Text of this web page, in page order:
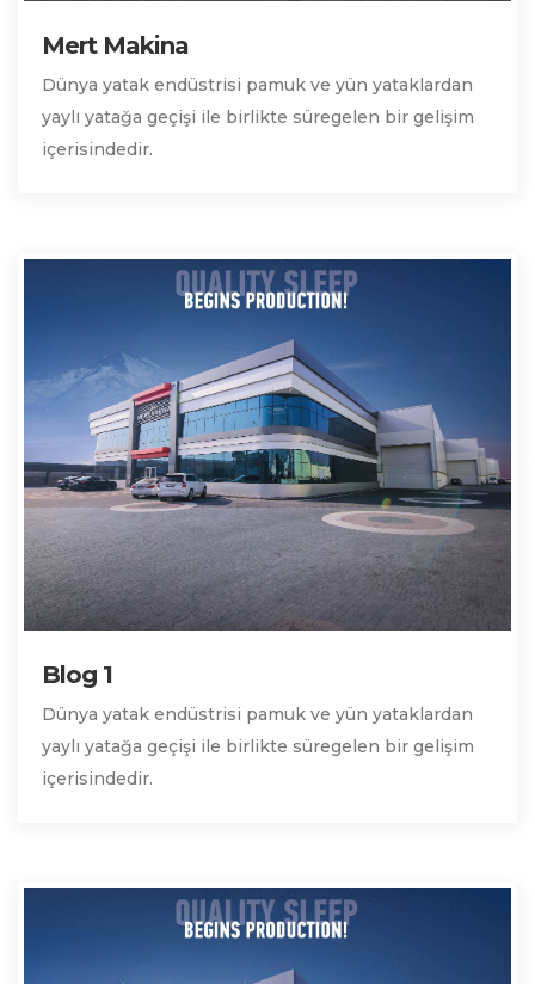
Mert Makina
Dünya yatak endüstrisi pamuk ve yün yataklardan
yaylı yatağa geçişi ile birlikte süregelen bir gelişim
içerisindedir.
Blog 1
Dünya yatak endüstrisi pamuk ve yün yataklardan
yaylı yatağa geçişi ile birlikte süregelen bir gelişim
içerisindedir.